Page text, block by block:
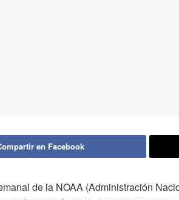
en Facebook
de la NOAA (Administración